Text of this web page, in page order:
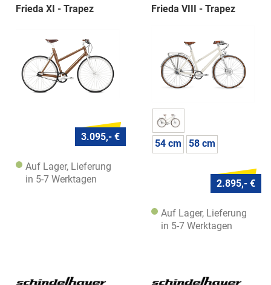
Frieda XI - Trapez
3.095,- €
Auf Lager, Lieferung
in 5-7 Werktagen
Frieda VIII - Trapez
54 cm 58 cm
2.895,- €
Auf Lager, Lieferung
in 5-7 Werktagen